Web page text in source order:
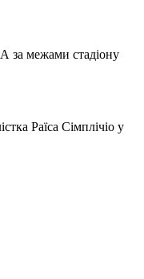
за межами стадіону
Раїса Сімплічіо у